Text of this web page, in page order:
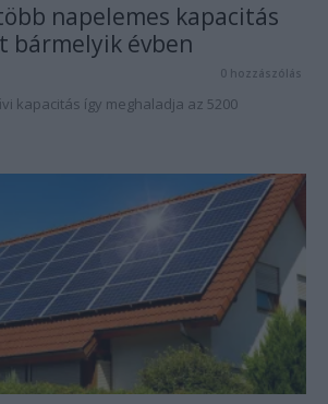
napelemes kapacitás
bármelyik évben
0 hozzászólás
kapacitás így meghaladja az 5200